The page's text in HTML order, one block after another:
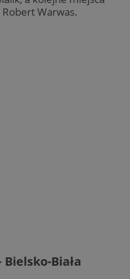
Warwas.
Biała